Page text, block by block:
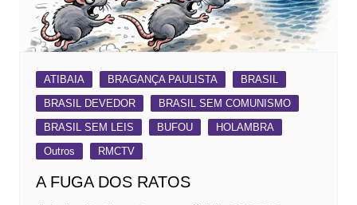
ATIBAIA BRAGANÇA PAULISTA
BRASIL
BRASIL DEVEDOR
BRASIL SEM COMUNISMO
BRASIL SEM LEIS
BUFOU
HOLAMBRA
Outros
RMCTV
A FUGA DOS RATOS